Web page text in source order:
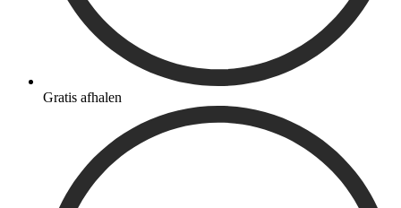
Gratis afhalen